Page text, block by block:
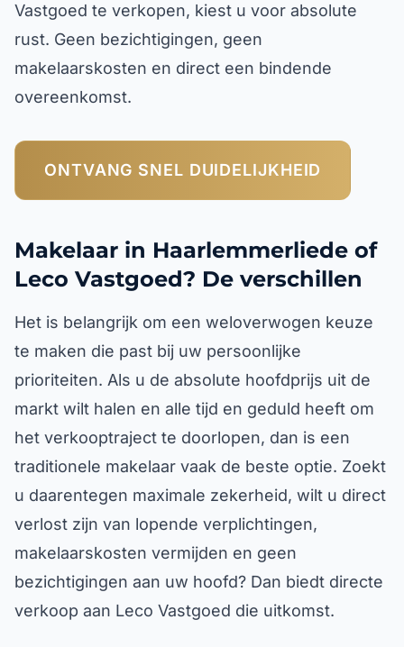
Vastgoed te verkopen, kiest u voor absolute
rust. Geen bezichtigingen, geen
makelaarskosten en direct een bindende
overeenkomst.
ONTVANG SNEL DUIDELIJKHEID
Makelaar in Haarlemmerliede of
Leco Vastgoed? De verschillen
Het is belangrijk om een weloverwogen keuze
te maken die past bij uw persoonlijke
prioriteiten. Als u de absolute hoofdprijs uit de
markt wilt halen en alle tijd en geduld heeft om
het verkooptraject te doorlopen, dan is een
traditionele makelaar vaak de beste optie. Zoekt
u daarentegen maximale zekerheid, wilt u direct
verlost zijn van lopende verplichtingen,
makelaarskosten vermijden en geen
bezichtigingen aan uw hoofd? Dan biedt directe
verkoop aan Leco Vastgoed die uitkomst.